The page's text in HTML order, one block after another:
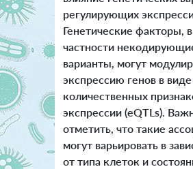
регулирующих
Генетические факторы, в
частности
варианты, могут
экспрессию генов в
количественных
экспрессии (eQTLs).
отметить, что такие
могут варьировать в
от типа клеток и